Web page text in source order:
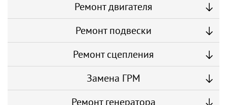
Ремонт двигателя
Ремонт подвески
Ремонт сцепления
Замена ГРМ
Ремонт генератора